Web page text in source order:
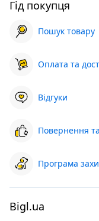
Гід покупця
Пошук товару
Оплата та
Відгуки
Повернення
Програма
Bigl.ua